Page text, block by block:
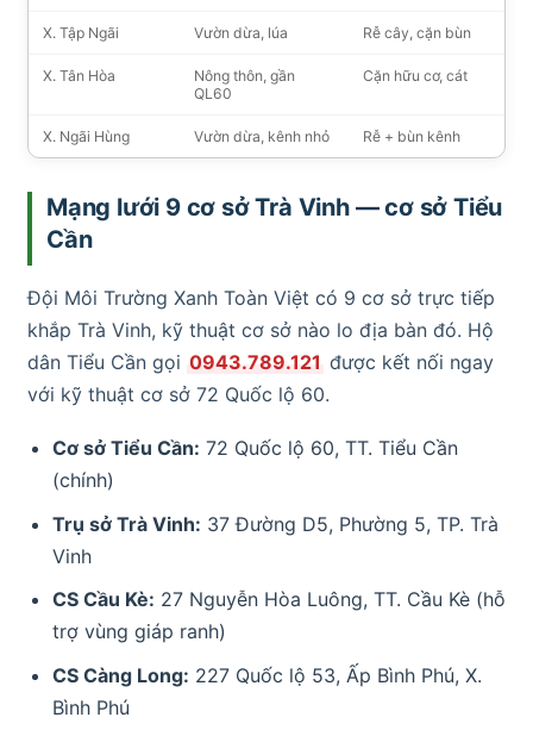
X. Tập Ngãi Vườn dừa, lúa Rễ cây, cặn bùn
X. Tân Hòa
Nông thôn, gần
QL60
Cặn hữu cơ, cát
X. Ngãi Hùng Vườn dừa, kênh nhỏ Rễ + bùn kênh
Mạng lưới 9 cơ sở Trà Vinh — cơ sở Tiểu
Cần
Đội Môi Trường Xanh Toàn Việt có 9 cơ sở trực tiếp
khắp Trà Vinh, kỹ thuật cơ sở nào lo địa bàn đó. Hộ
dân Tiểu Cần gọi 0943.789.121 được kết nối ngay
với kỹ thuật cơ sở 72 Quốc lộ 60.
Cơ sở Tiểu Cần: 72 Quốc lộ 60, TT. Tiểu Cần
(chính)
Trụ sở Trà Vinh: 37 Đường D5, Phường 5, TP. Trà
Vinh
CS Cầu Kè: 27 Nguyễn Hòa Luông, TT. Cầu Kè (hỗ
trợ vùng giáp ranh)
CS Càng Long: 227 Quốc lộ 53, Ấp Bình Phú, X.
Bình Phú